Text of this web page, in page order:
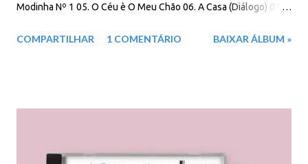
Modinha Nº 1 05. O Céu è O Meu Chão 06. A Casa (Diálogo) 07. A
Pato 11. Modinha Nº 1 12. O Céu É O Meu Chão Download: 60
COMPARTILHAR 1 COMENTÁRIO BAIXAR ÁLBUM »